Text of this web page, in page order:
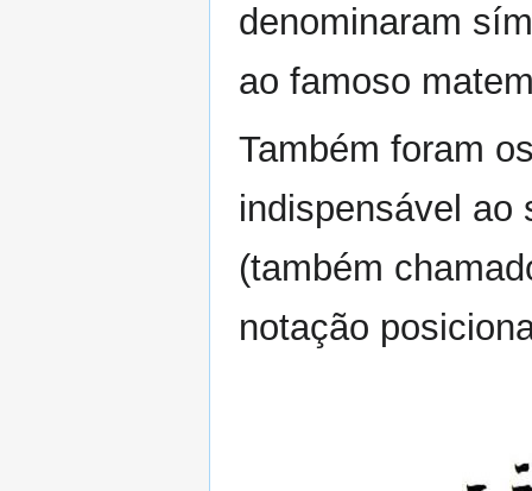
denominaram
ao famoso
Também foram
indispensável ao
(também
notação